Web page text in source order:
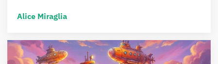
Alice Miraglia